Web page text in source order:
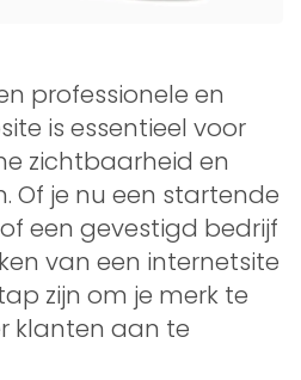
professionele en
is essentieel voor
zichtbaarheid en
Of je nu een startende
een gevestigd bedrijf
van een internetsite
zijn om je merk te
klanten aan te